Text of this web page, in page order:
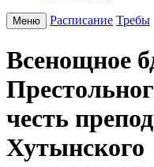
Меню Расписание Требы
Всенощное
честь
Хутынского